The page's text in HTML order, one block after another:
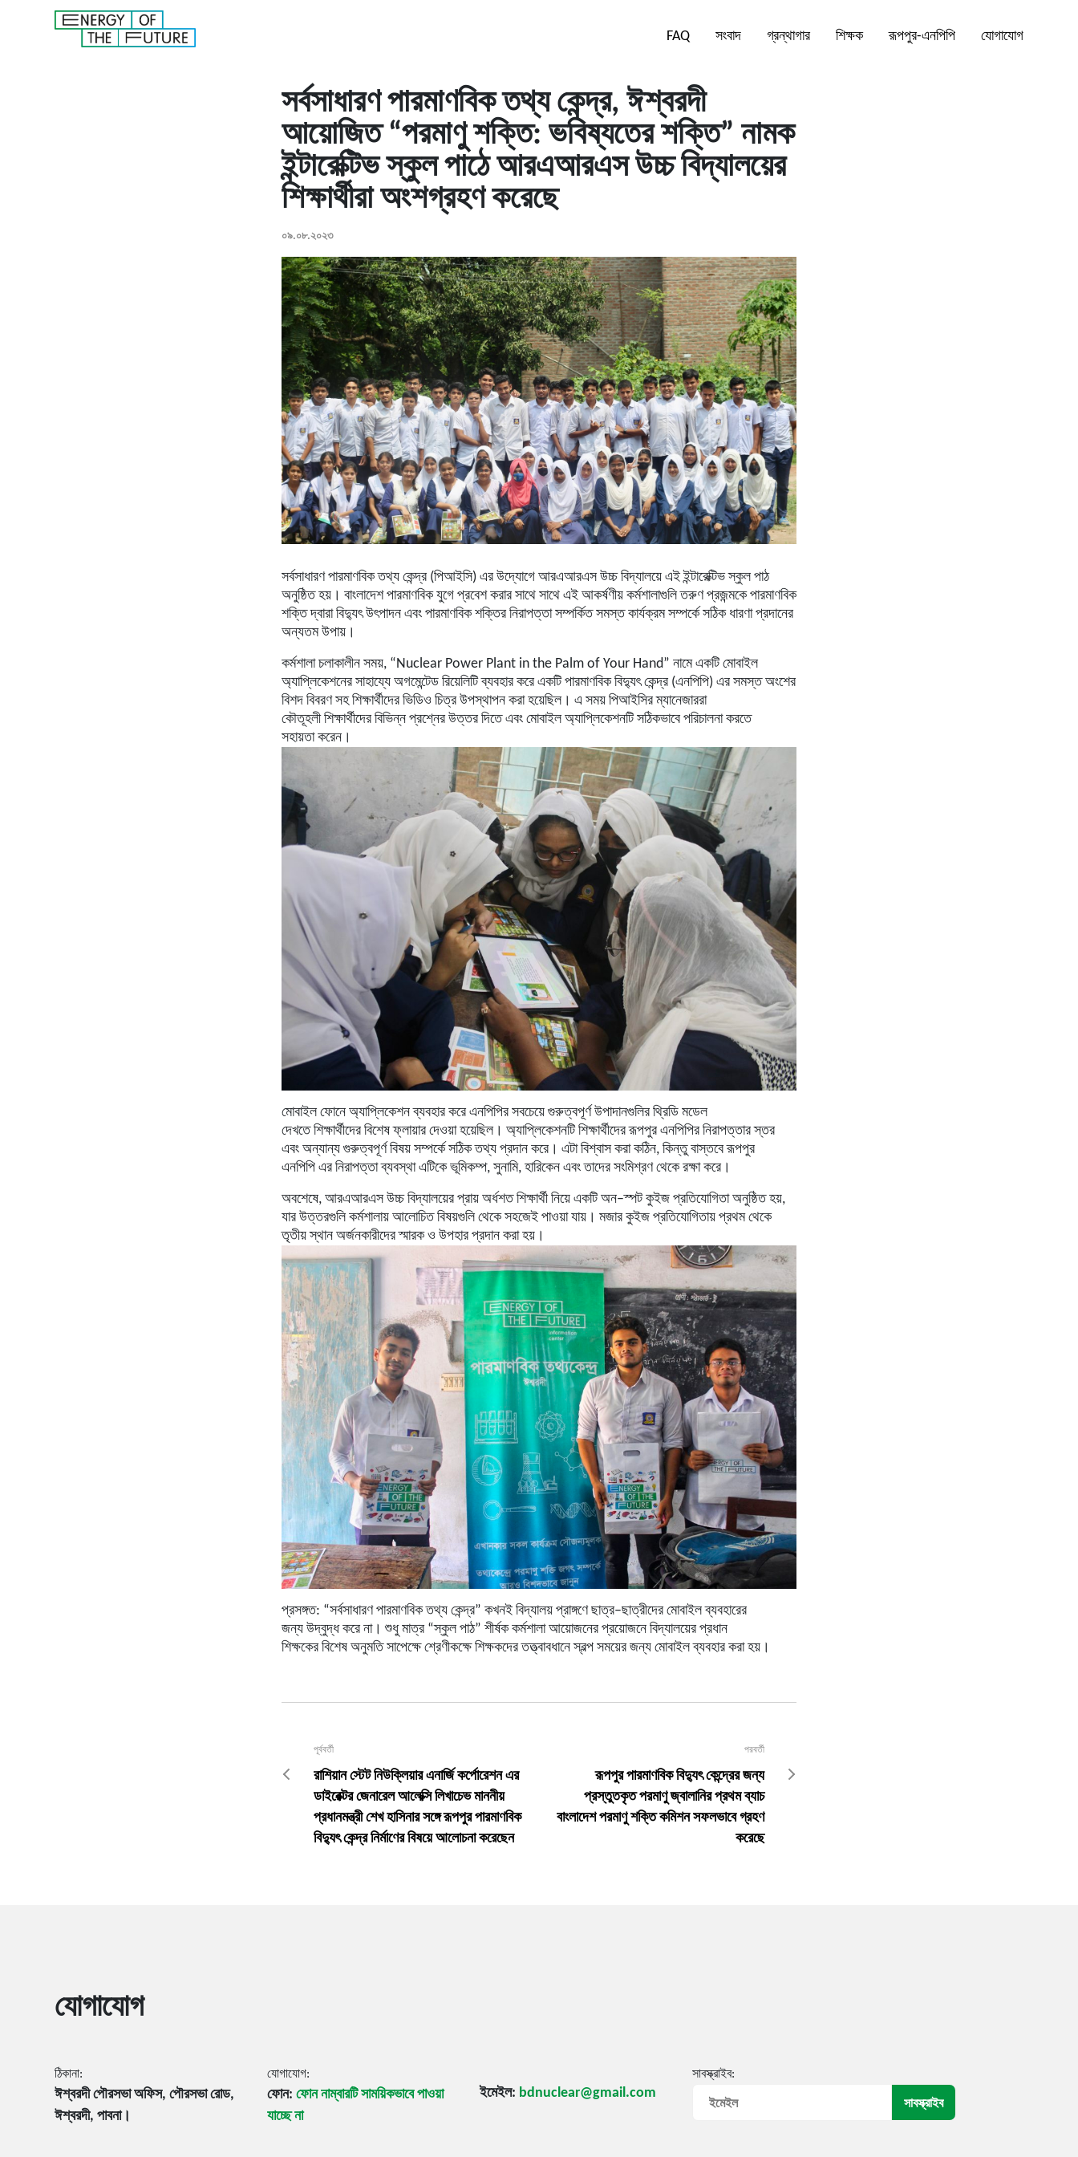
FAQ সংবাদ গ্রন্থাগার শিক্ষক রূপপুর-এনপিপি যোগাযোগ
সর্বসাধারণ পারমাণবিক তথ্য কেন্দ্র, ঈশ্বরদী
আয়োজিত “পরমাণু শক্তি: ভবিষ্যতের শক্তি” নামক
ইন্টারেক্টিভ স্কুল পাঠে আরএআরএস উচ্চ বিদ্যালয়ের
শিক্ষার্থীরা অংশগ্রহণ করেছে
০৯.০৮.২০২৩
সর্বসাধারণ পারমাণবিক তথ্য কেন্দ্র(পিআইসি) এর উদ্যোগে আরএআরএস উচ্চ বিদ্যালয়ে এই ইন্টারেক্টিভ স্কুলপাঠ
অনুষ্ঠিত হয়। বাংলাদেশ পারমাণবিক যুগে প্রবেশ করার সাথে সাথে এই আকর্ষণীয় কর্মশালাগুলি তরুণপ্রজন্মকে পারমাণবিক
শক্তি দ্বারা বিদ্যুৎ উৎপাদন এবং পারমাণবিক শক্তির নিরাপত্তা সম্পর্কিত সমস্ত কার্যক্রমসম্পর্কে সঠিক ধারণা প্রদানের
অন্যতম উপায়।
কর্মশালা চলাকালীন সময়, “Nuclear Power Plant in the Palm of Your Hand” নামে একটি মোবাইল
অ্যাপ্লিকেশনেরসাহায্যে অগমেন্টেড রিয়েলিটি ব্যবহার করে একটি পারমাণবিক বিদ্যুৎ কেন্দ্র(এনপিপি) এর সমস্ত অংশের
বিশদ বিবরণ সহ শিক্ষার্থীদের ভিডিও চিত্র উপস্থাপন করা হয়েছিল। এ সময় পিআইসির ম্যানেজাররা
কৌতূহলীশিক্ষার্থীদের বিভিন্ন প্রশ্নের উত্তর দিতে এবং মোবাইল অ্যাপ্লিকেশনটি সঠিকভাবে পরিচালনা করতে
সহায়তাকরেন।
মোবাইল ফোনে অ্যাপ্লিকেশন ব্যবহার করে এনপিপির সবচেয়ে গুরুত্বপূর্ণ উপাদানগুলির থ্রিডি মডেল
দেখতে শিক্ষার্থীদের বিশেষ ফ্লায়ার দেওয়া হয়েছিল। অ্যাপ্লিকেশনটি শিক্ষার্থীদের রূপপুর এনপিপির নিরাপত্তার স্তর
এবং অন্যান্য গুরুত্বপূর্ণ বিষয় সম্পর্কে সঠিক তথ্য প্রদান করে। এটা বিশ্বাস করা কঠিন, কিন্তুবাস্তবেরূপপুর
এনপিপি এরনিরাপত্তাব্যবস্থা এটিকে ভূমিকম্প, সুনামি, হারিকেন এবং তাদের সংমিশ্রণ থেকে রক্ষা করে।
অবশেষে, আরএআরএস উচ্চ বিদ্যালয়ের প্রায় অর্ধশত শিক্ষার্থী নিয়ে একটি অন–স্পট কুইজ প্রতিযোগিতাঅনুষ্ঠিত হয়,
যার উত্তরগুলি কর্মশালায় আলোচিত বিষয়গুলি থেকে সহজেই পাওয়া যায়। মজার কুইজ প্রতিযোগিতায় প্রথম থেকে
তৃতীয় স্থান অর্জনকারীদের স্মারক ও উপহার প্রদান করা হয়।
প্রসঙ্গত: “সর্বসাধারণ পারমাণবিক তথ্য কেন্দ্র” কখনই বিদ্যালয় প্রাঙ্গণে ছাত্র–ছাত্রীদের মোবাইল ব্যবহারের
জন্য উদ্বুদ্ধ করে না। শুধু মাত্র“স্কুল পাঠ” শীর্ষক কর্মশালা আয়োজনের প্রয়োজনে বিদ্যালয়ের প্রধান
শিক্ষকের বিশেষ অনুমতি সাপেক্ষে শ্রেণীকক্ষে শিক্ষকদের তত্ত্বাবধানে স্বল্প সময়ের জন্য মোবাইল ব্যবহার করা হয়।
পূর্ববর্তী
রাশিয়ান স্টেট নিউক্লিয়ার এনার্জি কর্পোরেশন এর
ডাইরেক্টর জেনারেল আলেক্সি লিখাচেভ মাননীয়
প্রধানমন্ত্রী শেখ হাসিনার সঙ্গে রূপপুর পারমাণবিক
বিদ্যুৎ কেন্দ্র নির্মাণের বিষয়ে আলোচনা করেছেন
পরবর্তী
রূপপুর পারমাণবিক বিদ্যুৎ কেন্দ্রের জন্য
প্রস্তুতকৃত পরমাণু জ্বালানির প্রথম ব্যাচ
বাংলাদেশ পরমাণু শক্তি কমিশন সফলভাবে গ্রহণ
করেছে
যোগাযোগ
ঠিকানা:
ঈশ্বরদী পৌরসভা অফিস, পৌরসভা রোড,
ঈশ্বরদী, পাবনা।
যোগাযোগ:
ফোন: ফোন নাম্বারটি সাময়িকভাবে পাওয়া
যাচ্ছে না
ইমেইল: bdnuclear@gmail.com
সাবস্ক্রাইব: